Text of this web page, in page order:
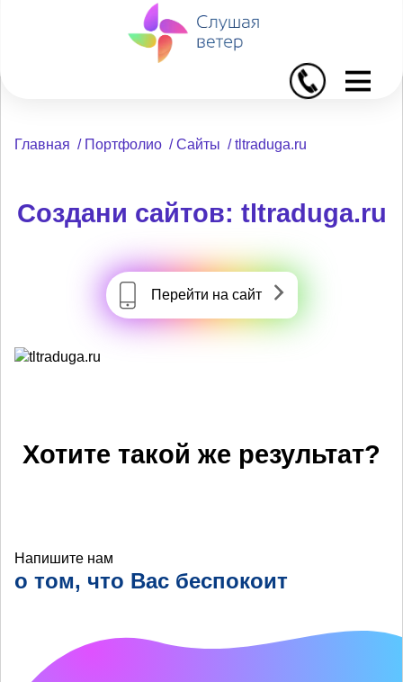
I
Главная / Портфолио / Сайты / tltraduga.ru
Создани сайтов: tltraduga.ru
Перейти на сайт
Хотите такой же результат?
Напишите нам
о том, что Вас беспокоит